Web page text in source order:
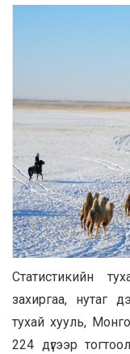
Статистикийн
захиргаа, нутаг
тухай хууль,
224 дүгээр